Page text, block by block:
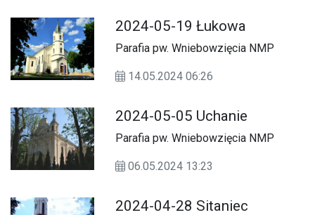
2024-05-19 Łukowa
Parafia pw. Wniebowzięcia NMP
14.05.2024 06:26
2024-05-05 Uchanie
Parafia pw. Wniebowzięcia NMP
06.05.2024 13:23
2024-04-28 Sitaniec